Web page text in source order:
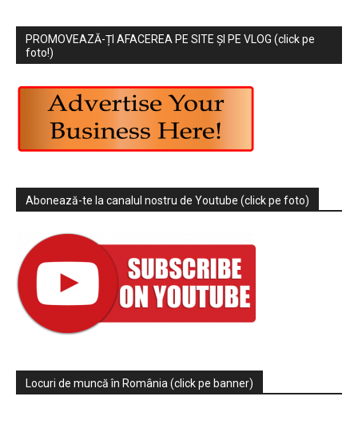
PROMOVEAZĂ-ȚI AFACEREA PE SITE ȘI PE VLOG (click pe
foto!)
Abonează-te la canalul nostru de Youtube (click pe foto)
Locuri de muncă în România (click pe banner)